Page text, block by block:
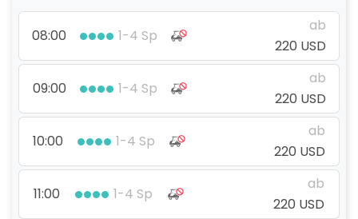
08:00 1-4 Sp
ab
220 USD
09:00 1-4 Sp
ab
220 USD
10:00 1-4 Sp
ab
220 USD
11:00 1-4 Sp
ab
220 USD